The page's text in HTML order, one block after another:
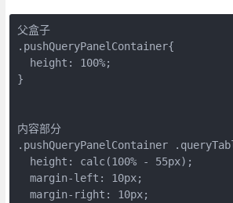
父盒子
.pushQueryPanelContainer{
  height: 100%;
}
内容部分
.pushQueryPanelContainer
  height: calc(100% - 55px);
  margin-left: 10px;
  margin-right: 10px;